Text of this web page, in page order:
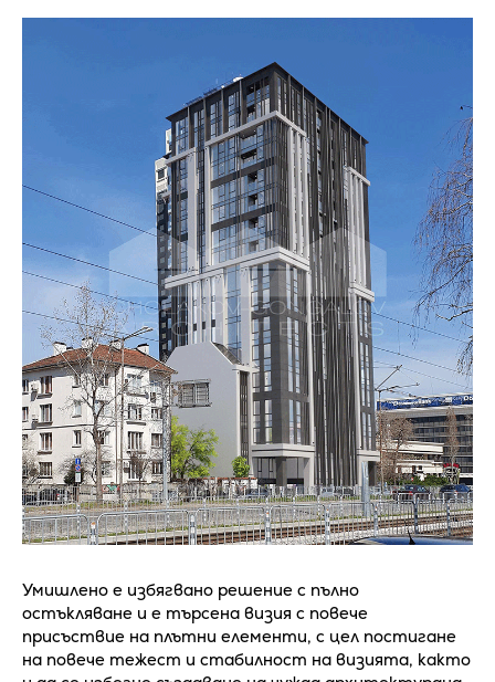
Умишлено е избягвано решение с пълно
остъкляване и е търсена визия с повече
присъствие на плътни елементи, с цел постигане
на повече тежест и стабилност на визията, както